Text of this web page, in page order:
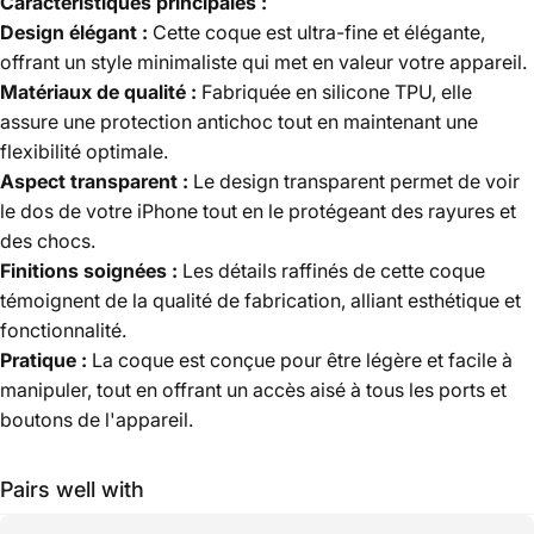
Design élégant : Cette coque est ultra-fine et élégante,
offrant un style minimaliste qui met en valeur votre appareil.
Matériaux de qualité : Fabriquée en silicone TPU, elle
assure une protection antichoc tout en maintenant une
flexibilité optimale.
Aspect transparent : Le design transparent permet de voir
le dos de votre iPhone tout en le protégeant des rayures et
des chocs.
Finitions soignées : Les détails raffinés de cette coque
témoignent de la qualité de fabrication, alliant esthétique et
fonctionnalité.
Pratique : La coque est conçue pour être légère et facile à
manipuler, tout en offrant un accès aisé à tous les ports et
boutons de l'appareil.
Pairs well with